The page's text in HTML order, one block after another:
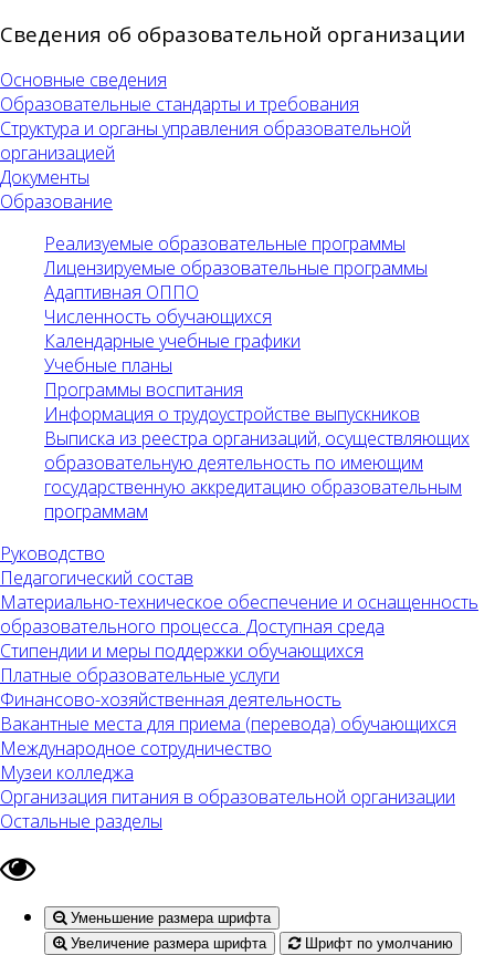
Сведения об образовательной организации
Основные сведения
Образовательные стандарты и требования
Структура и органы управления образовательной
организацией
Документы
Образование
Реализуемые образовательные программы
Лицензируемые образовательные программы
Адаптивная ОППО
Численность обучающихся
Календарные учебные графики
Учебные планы
Программы воспитания
Информация о трудоустройстве выпускников
Выписка из реестра организаций, осуществляющих
образовательную деятельность по имеющим
государственную аккредитацию образовательным
программам
Руководство
Педагогический состав
Материально-техническое обеспечение и оснащенность
образовательного процесса. Доступная среда
Стипендии и меры поддержки обучающихся
Платные образовательные услуги
Финансово-хозяйственная деятельность
Вакантные места для приема (перевода) обучающихся
Международное сотрудничество
Музеи колледжа
Организация питания в образовательной организации
Остальные разделы
Уменьшение размера шрифта
Увеличение размера шрифта
Шрифт по умолчанию